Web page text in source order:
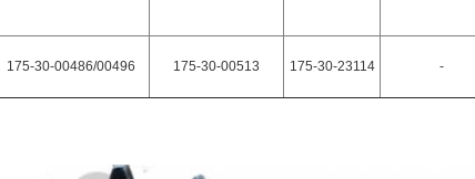
175-30-00486/00496 175-30-00513 175-30-23114 -